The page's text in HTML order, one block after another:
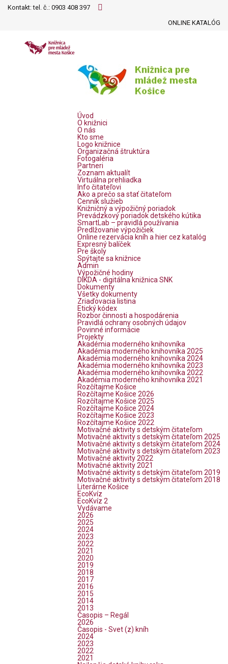
Kontakt: tel. č.: 0903 408 397
ONLINE KATALÓG
Úvod
O knižnici
O nás
Kto sme
Logo knižnice
Organizačná štruktúra
Fotogaléria
Partneri
Zoznam aktualít
Virtuálna prehliadka
Info čitateľovi
Ako a prečo sa stať čitateľom
Cenník služieb
Knižničný a výpožičný poriadok
Prevádzkový poriadok detského kútika
SmartLab – pravidlá používania
Predlžovanie výpožičiek
Online rezervácia kníh a hier cez katalóg
Expresný balíček
Pre školy
Spýtajte sa knižnice
Admin
Výpožičné hodiny
DIKDA - digitálna knižnica SNK
Dokumenty
Všetky dokumenty
Zriaďovacia listina
Etický kódex
Rozbor činnosti a hospodárenia
Pravidlá ochrany osobných údajov
Povinné informácie
Projekty
Akadémia moderného knihovníka
Akadémia moderného knihovníka 2025
Akadémia moderného knihovníka 2024
Akadémia moderného knihovníka 2023
Akadémia moderného knihovníka 2022
Akadémia moderného knihovníka 2021
Rozčítajme Košice
Rozčítajme Košice 2026
Rozčítajme Košice 2025
Rozčítajme Košice 2024
Rozčítajme Košice 2023
Rozčítajme Košice 2022
Motivačné aktivity s detským čitateľom
Motivačné aktivity s detským čitateľom 2025
Motivačné aktivity s detským čitateľom 2024
Motivačné aktivity s detským čitateľom 2023
Motivačné aktivity 2022
Motivačné aktivity 2021
Motivačné aktivity s detským čitateľom 2019
Motivačné aktivity s detským čitateľom 2018
Literárne Košice
EcoKvíz
EcoKvíz 2
Vydávame
2026
2025
2024
2023
2022
2021
2020
2019
2018
2017
2016
2015
2014
2013
Časopis – Regál
2026
Časopis - Svet (z) kníh
2024
2023
2022
2021